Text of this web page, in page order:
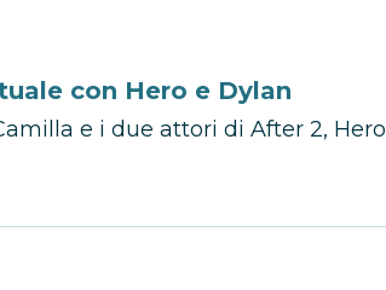
con Hero e Dylan
e i due attori di After 2, Hero